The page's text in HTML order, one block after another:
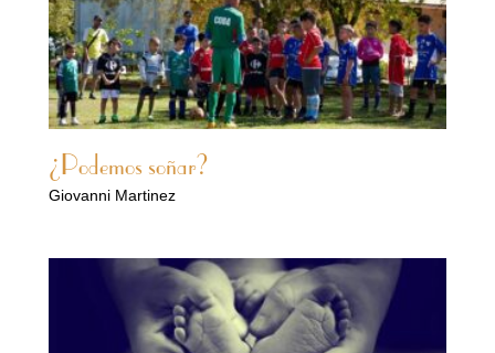
¿Podemos soñar?
Giovanni Martinez